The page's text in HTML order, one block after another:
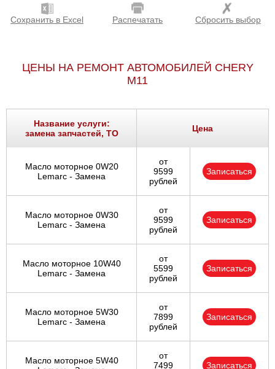
Сохранить в Excel Распечатать Сбросить выбор
ЦЕНЫ НА РЕМОНТ АВТОМОБИЛЕЙ CHERY
M11
Название услуги:
замена запчастей, ТО
Цена
Масло моторное 0W20
Lemarc - Замена
от
9599
рублей
Записаться
Масло моторное 0W30
Lemarc - Замена
от
9599
рублей
Записаться
Масло моторное 10W40
Lemarc - Замена
от
5599
рублей
Записаться
Масло моторное 5W30
Lemarc - Замена
от
7899
рублей
Записаться
Масло моторное 5W40
от
7499
Записаться